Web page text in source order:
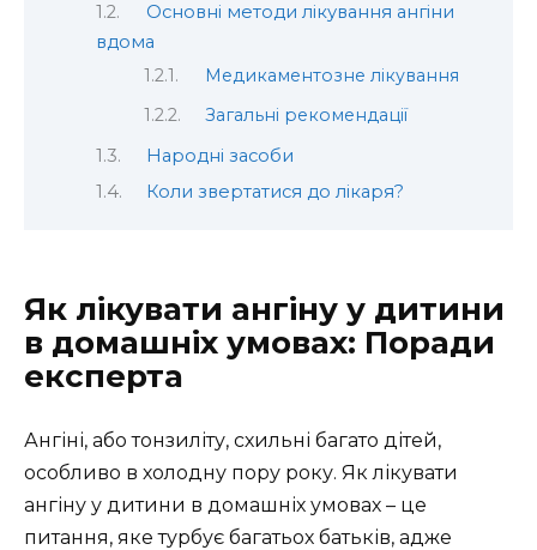
Основні методи лікування ангіни
вдома
Медикаментозне лікування
Загальні рекомендації
Народні засоби
Коли звертатися до лікаря?
Як лікувати ангіну у дитини
в домашніх умовах: Поради
експерта
Ангіні, або тонзиліту, схильні багато дітей,
особливо в холодну пору року. Як лікувати
ангіну у дитини в домашніх умовах – це
питання, яке турбує багатьох батьків, адже